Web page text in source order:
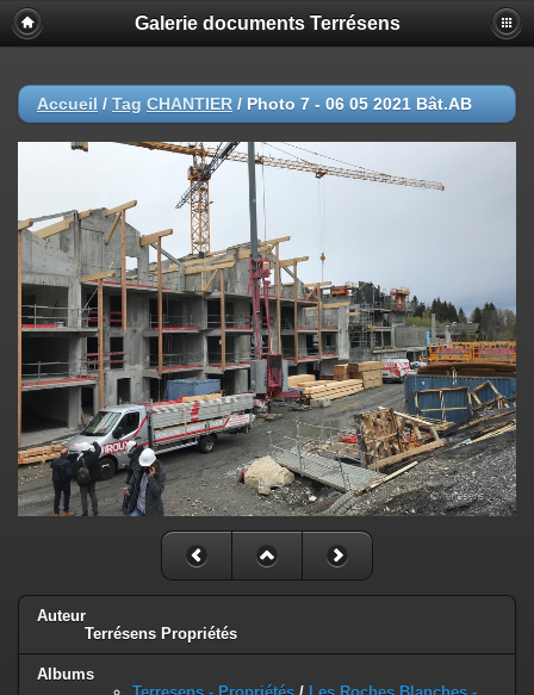
Galerie documents Terrésens
Accueil / Tag CHANTIER / Photo 7 - 06 05 2021 Bât.AB
Auteur
Terrésens Propriétés
Albums